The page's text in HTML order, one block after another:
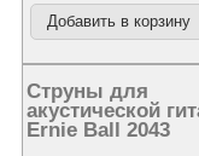
Струны для
акустической
Ernie Ball 2043